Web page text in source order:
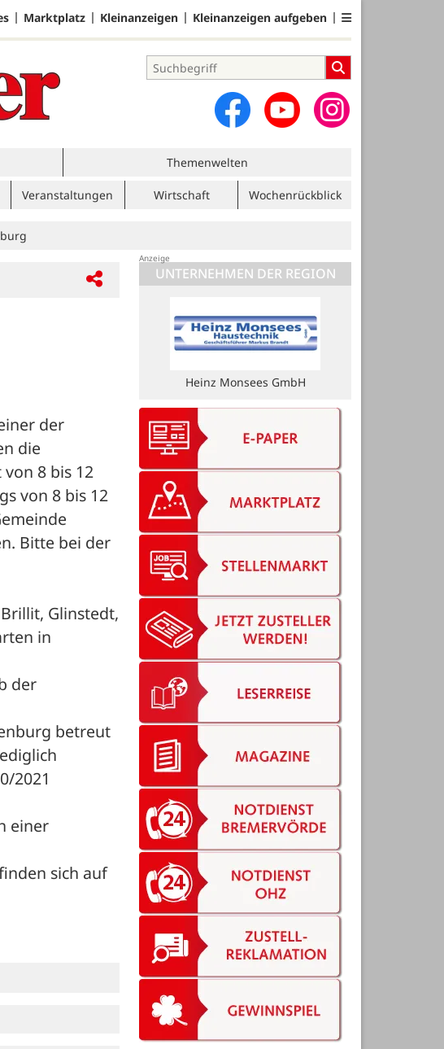
Marktplatz Kleinanzeigen Kleinanzeigen aufgeben
Themenwelten
Veranstaltungen Wirtschaft Wochenrückblick
der
die
8 bis 12
von 8 bis 12
Bitte bei der
Glinstedt,
in
der
betreut
2021
einer
sich auf
UNTERNEHMEN DER REGION
Heinz Monsees GmbH